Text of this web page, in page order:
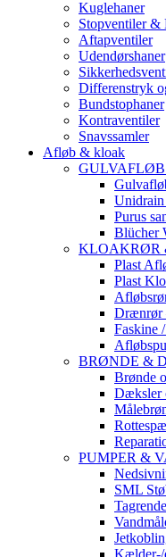
Kuglehaner
Stopventiler &
Aftapventiler
Udendørshaner
Differenstryk
Bundstophaner
Kontraventiler
Snavssamler
Afløb & kloak
Purus
Blücher
KLOAKRØR
Plast
Plast
Drænrør
Faskine
BRØNDE &
Brønde
Dæksler
PUMPER &
SML
Kælder-/